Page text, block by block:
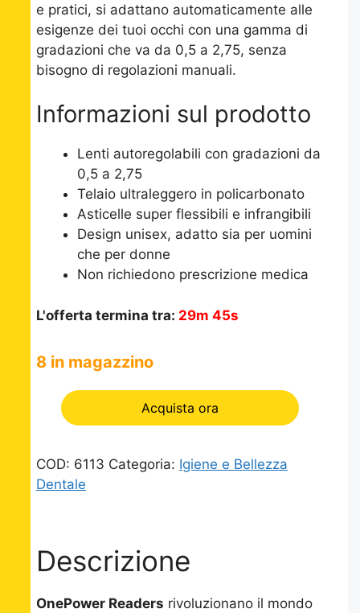
e pratici, si adattano automaticamente alle
esigenze dei tuoi occhi con una gamma di
gradazioni che va da 0,5 a 2,75, senza
bisogno di regolazioni manuali.
Informazioni sul prodotto
Lenti autoregolabili con gradazioni da
0,5 a 2,75
Telaio ultraleggero in policarbonato
Asticelle super flessibili e infrangibili
Design unisex, adatto sia per uomini
che per donne
Non richiedono prescrizione medica
L'offerta termina tra: 29m 45s
8 in magazzino
Acquista ora
COD: 6113 Categoria: Igiene e Bellezza
Dentale
Descrizione
OnePower Readers rivoluzionano il mondo